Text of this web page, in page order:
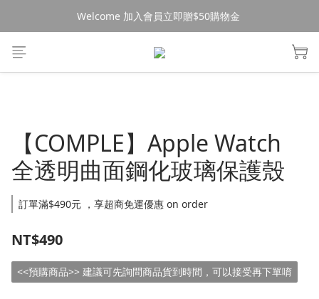
消費$490超商免運🚚
Welcome 加入會員立即贈$50購物金
消費$490超商免運🚚
【COMPLE】Apple Watch
全透明曲面鋼化玻璃保護殼
訂單滿$490元 ，享超商免運優惠 on order
NT$490
<<預購商品>> 建議可先詢問商品貨到時間，可以接受再下單唷